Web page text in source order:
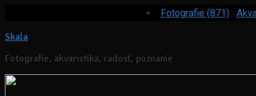
Fotografie (871)
Skala
Fotografie, akvaristika, radosť, poznanie